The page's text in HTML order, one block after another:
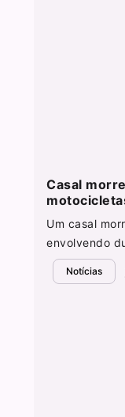
Casal
Um casal
envolvendo
Notícias